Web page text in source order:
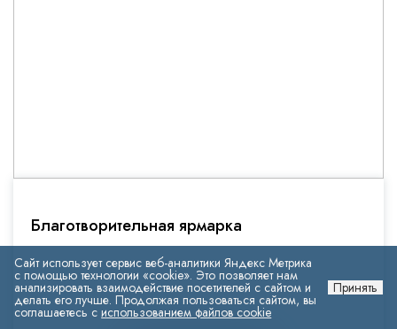
Благотворительная ярмарка
Сайт использует сервис веб-аналитики Яндекс Метрика
с помощью технологии «cookie». Это позволяет нам
анализировать взаимодействие посетителей с сайтом и
делать его лучше. Продолжая пользоваться сайтом, вы
соглашаетесь сиспользованием файлов cookie
Принять